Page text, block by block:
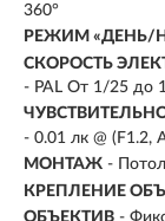
360°
РЕЖИМ «ДЕНЬ/
СКОРОСТЬ
- PAL От 1/25 до
- 0.01 лк @ (F1.2,
МОНТАЖ -
КРЕПЛЕНИЕ
ОБЪЕКТИВ -